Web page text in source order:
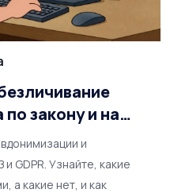
закону и на
и
GDPR. Узнайте, какие
а какие нет, и как